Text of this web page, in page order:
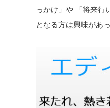
っかけ」や 「将来行
となる方は興味があ